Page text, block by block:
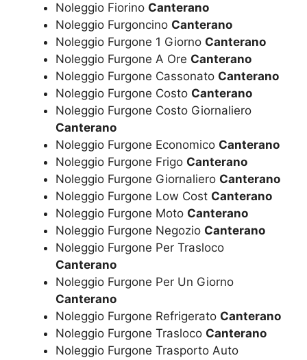
Noleggio Fiorino Canterano
Noleggio Furgoncino Canterano
Noleggio Furgone 1 Giorno Canterano
Noleggio Furgone A Ore Canterano
Noleggio Furgone Cassonato Canterano
Noleggio Furgone Costo Canterano
Noleggio Furgone Costo Giornaliero
Canterano
Noleggio Furgone Economico Canterano
Noleggio Furgone Frigo Canterano
Noleggio Furgone Giornaliero Canterano
Noleggio Furgone Low Cost Canterano
Noleggio Furgone Moto Canterano
Noleggio Furgone Negozio Canterano
Noleggio Furgone Per Trasloco
Canterano
Noleggio Furgone Per Un Giorno
Canterano
Noleggio Furgone Refrigerato Canterano
Noleggio Furgone Trasloco Canterano
Noleggio Furgone Trasporto Auto